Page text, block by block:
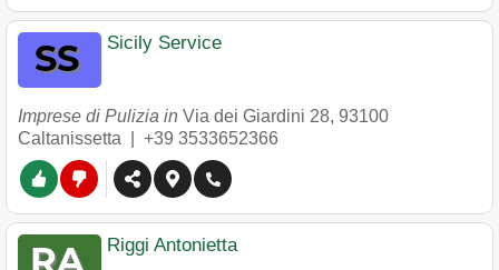
Sicily Service
Imprese di Pulizia in Via dei Giardini 28, 93100
Caltanissetta
+39 3533652366
Riggi Antonietta